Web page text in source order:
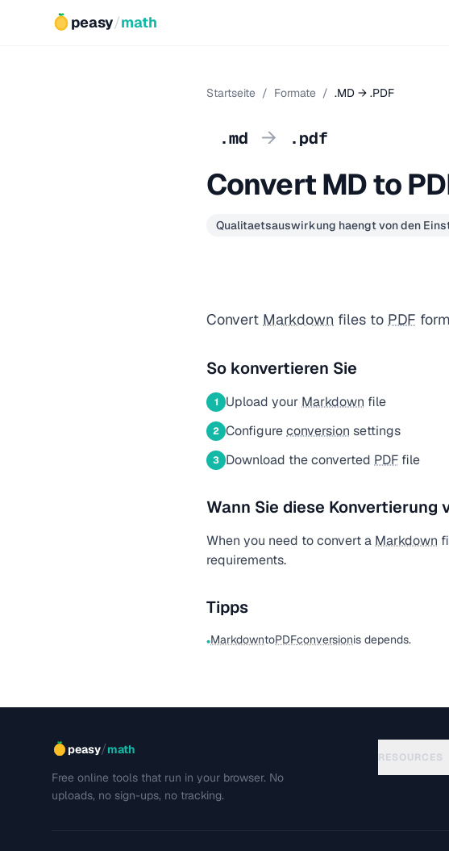
peasy/math
Startseite / Formate / .MD → .PDF
.md → .pdf
Convert MD to
Qualitaetsauswirkung haengt von den
Convert Markdown files to PDF
So konvertieren Sie
1 Upload your Markdown file
2 Configureconversion settings
3 Download the converted PDF file
Wann Sie diese Konvertierung
When you need to convert a Markdown
requirements.
Tipps
•MarkdowntoPDFconversionis depends.
peasy/math
Free online tools that run in your browser. No
uploads, no sign-ups, no tracking.
RESOURCES